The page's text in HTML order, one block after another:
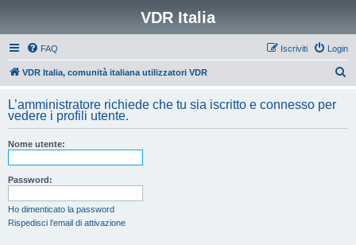
VDR Italia
FAQ Login
Iscriviti
VDR Italia, comunità italiana utilizzatori VDR
c
L’amministratore richiede che tu sia iscritto e connesso per
vedere i profili utente.
Nome utente:
Password:
Ho dimenticato la password
Rispedisci l’email di attivazione